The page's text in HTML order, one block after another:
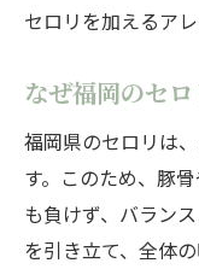
セロリを加えるア
なぜ福岡のセ
福岡県のセロリは
す。このため、豚
も負けず、バラン
を引き立て、全体